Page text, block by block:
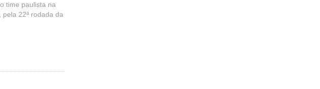
time paulista na
22ª rodada da